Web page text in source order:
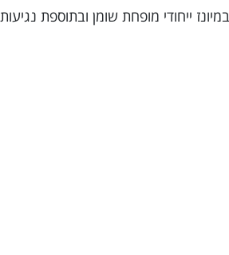
ייחודי מופחת שומן ובתוספת נגיעות